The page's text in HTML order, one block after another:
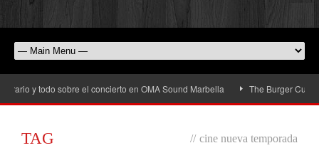
y todo sobre el concierto en OMA Sound Marbella The Burger Cup
TAG // cine nueva temporada